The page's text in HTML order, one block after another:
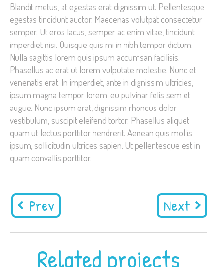
Blandit metus, at egestas erat dignissim ut. Pellentesque
egestas tincidunt auctor. Maecenas volutpat consectetur
semper. Ut eros lacus, semper ac enim vitae, tincidunt
imperdiet nisi. Quisque quis mi in nibh tempor dictum.
Nulla sagittis lorem quis ipsum accumsan facilisis.
Phasellus ac erat ut lorem vulputate molestie. Nunc et
venenatis erat. In imperdiet, ante in dignissim ultricies,
ipsum magna tempor lorem, eu pulvinar felis sem et
augue. Nunc ipsum erat, dignissim rhoncus dolor
vestibulum, suscipit eleifend tortor. Phasellus aliquet
quam ut lectus porttitor hendrerit. Aenean quis mollis
ipsum, sollicitudin ultrices sapien. Ut pellentesque est in
quam convallis porttitor.
Prev Next
Related projects